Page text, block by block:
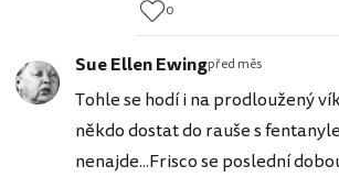
0
Sue Ellen Ewingpřed měs
Tohle se hodí i na prodloužený
někdo dostat do rauše s
nenajde...Frisco se poslední